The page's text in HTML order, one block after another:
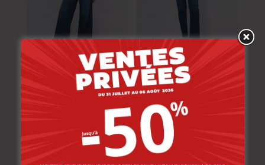
Lee Cooper Jean
D70585-39 TATY
Lee Cooper Jean
D70585-50 Holly
Femme SS 3.
149.000
DT
119.200
DT